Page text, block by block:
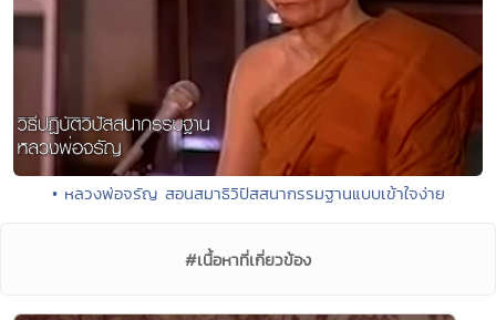
• หลวงพ่อจรัญ สอนสมาธิวิปัสสนากรรมฐานแบบเข้าใจง่าย
#เนื้อหาที่เกี่ยวข้อง